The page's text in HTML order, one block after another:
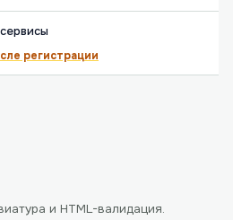
регистрации
и HTML-валидация.